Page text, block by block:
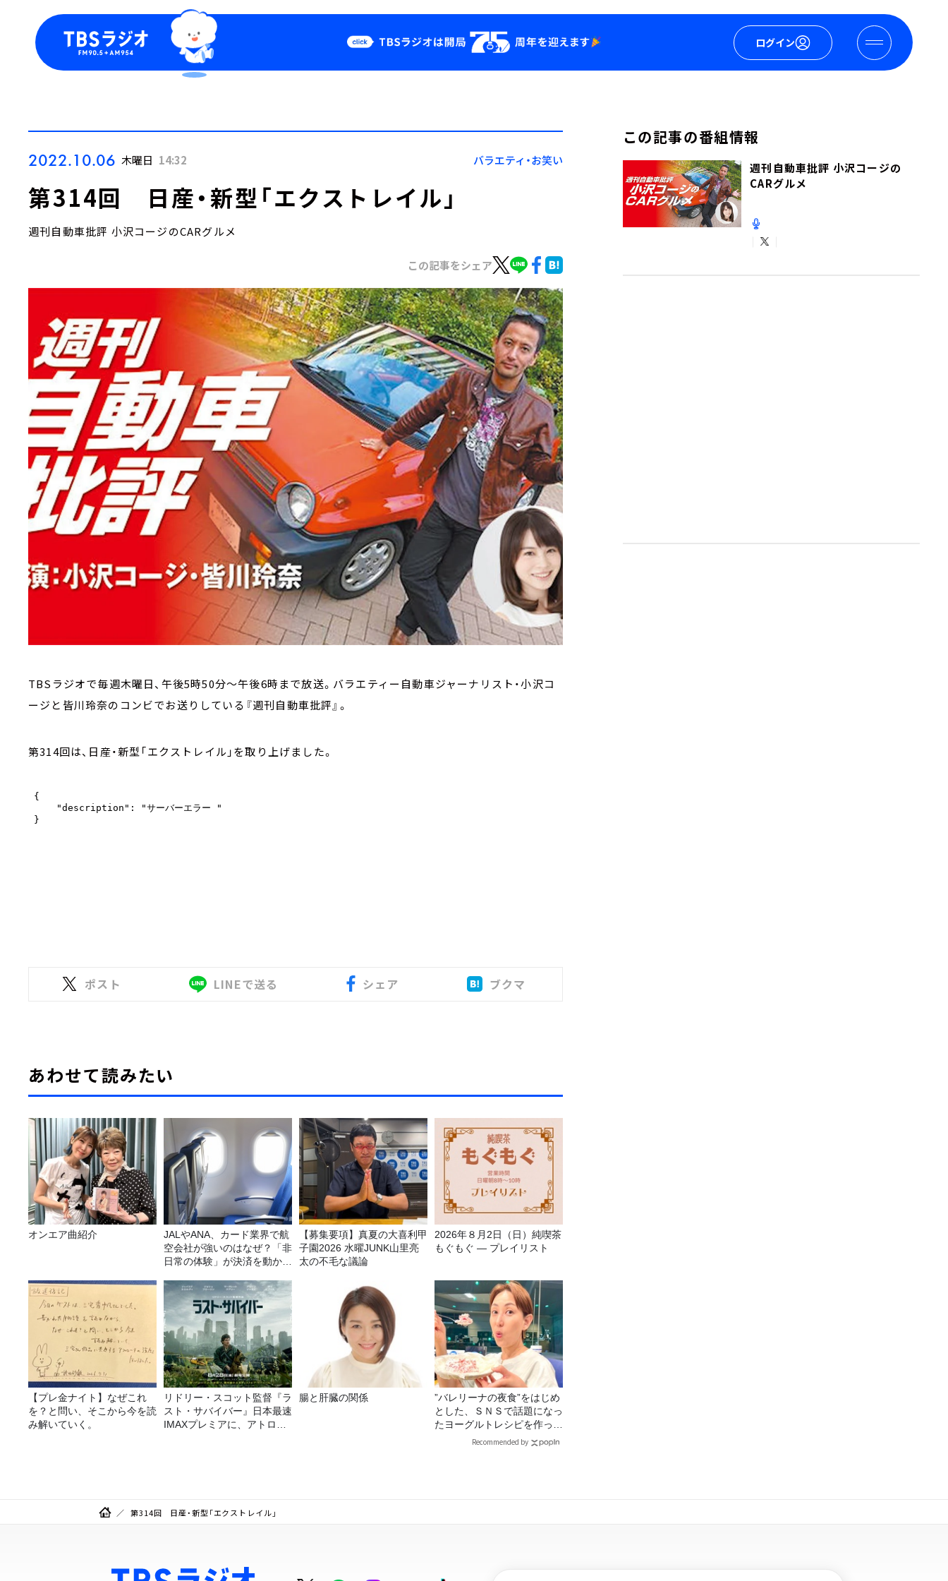
ログイン
Podcast
YouTube
会社情報
2022.10.06 木曜日 14:32 バラエティ・お笑い
第314回 日産・新型「エクストレイル」
週刊自動車批評 小沢コージのCARグルメ
この記事をシェア
TBSラジオで毎週木曜日、午後5時50分～午後6時まで放送。バラエティー自動車ジャーナリスト・小沢コ
ージと皆川玲奈のコンビでお送りしている『週刊自動車批評』。
第314回は、日産・新型「エクストレイル」を取り上げました。
ポスト LINEで送る シェア ブクマ
あわせて読みたい
オンエア曲紹介
JALやANA、カード業界で航
空会社が強いのはなぜ？「非
日常の体験」が決済を動かす
【募集要項】真夏の大喜利甲
子園2026 水曜JUNK山里亮
太の不毛な議論
2026年８月2日（日）純喫茶
もぐもぐ ― プレイリスト
【プレ金ナイト】なぜこれ
を？と問い、そこから今を読
み解いていく。
リドリー・スコット監督『ラ
スト・サバイバー』日本最速
IMAXプレミアに、アトロク
腸と肝臓の関係
”バレリーナの夜食”をはじめ
とした、ＳＮＳで話題になっ
たヨーグルトレシピを作って
Recommended by
この記事の番組情報
週刊自動車批評 小沢コージの
CARグルメ
第314回 日産・新型「エクストレイル」